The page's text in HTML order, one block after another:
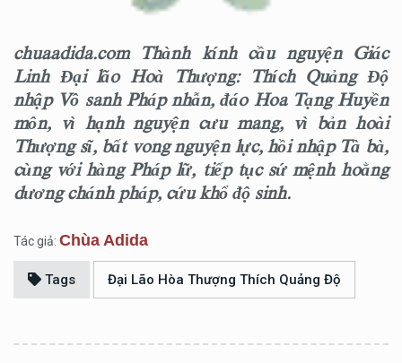
chuaadida.com Thành kính cầu nguyện Giác
Linh Đại lão Hoà Thượng: Thích Quảng Độ
nhập Vô sanh Pháp nhẫn, đáo Hoa Tạng Huyền
môn, vì hạnh nguyện cưu mang, vì bản hoài
Thượng sĩ, bất vong nguyện lực, hồi nhập Tà bà,
cùng với hàng Pháp lữ, tiếp tục sứ mệnh hoằng
dương chánh pháp, cứu khổ độ sinh.
Tác giả: Chùa Adida
Tags Đại Lão Hòa Thượng Thích Quảng Độ